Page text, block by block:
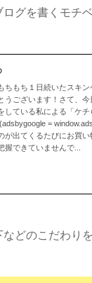
グを書くモチ
ちもち１日続いたスキ
ございます！さて、
している私による「ケ
=
出てくるたびにお買
できていませんで...
どのこだわり